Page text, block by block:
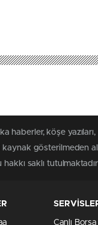
haberler, köşe
gösterilmeden
saklı
Canlı Borsa